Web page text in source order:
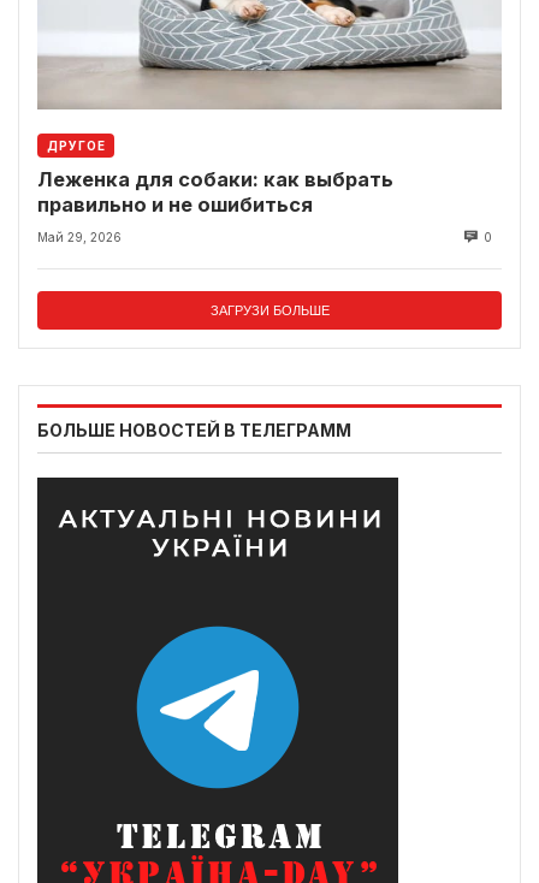
ДРУГОЕ
Леженка для собаки: как выбрать
правильно и не ошибиться
Май 29, 2026 0
ЗАГРУЗИ БОЛЬШЕ
БОЛЬШЕ НОВОСТЕЙ В ТЕЛЕГРАММ